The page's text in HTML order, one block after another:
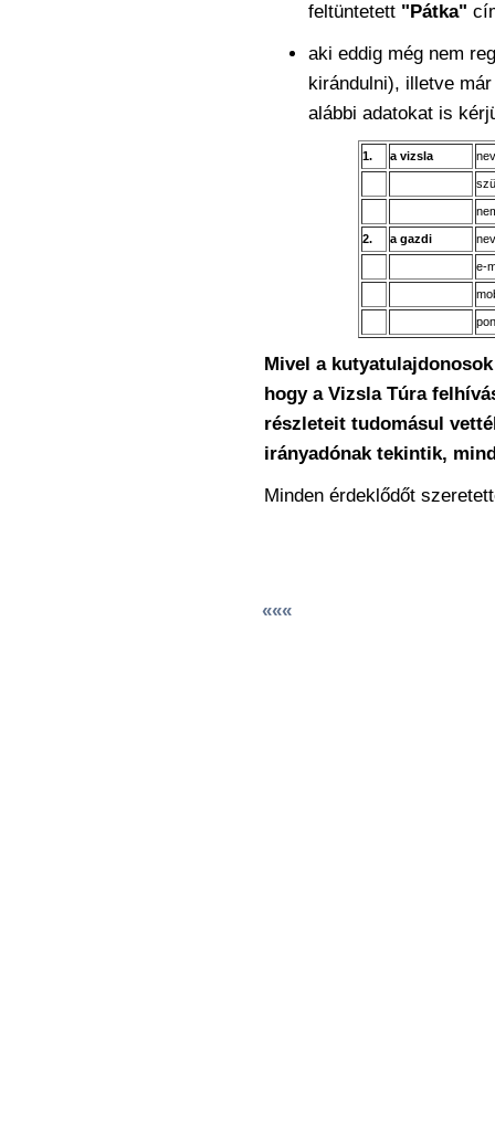
feltüntetett "Pátka"
aki eddig még nem
kirándulni), illetve
alábbi adatokat is
1. a vizsla
2. a gazdi
e-
Mivel a
hogy a Vizsla Túra
részleteit tudomásul
irányadónak tekintik,
Minden érdeklődőt
«««